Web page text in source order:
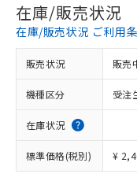
在庫/販売状況
在庫/販売状況 ご利用
販売状況 販売
機種区分 受注
在庫状況
標準価格(税別) ¥